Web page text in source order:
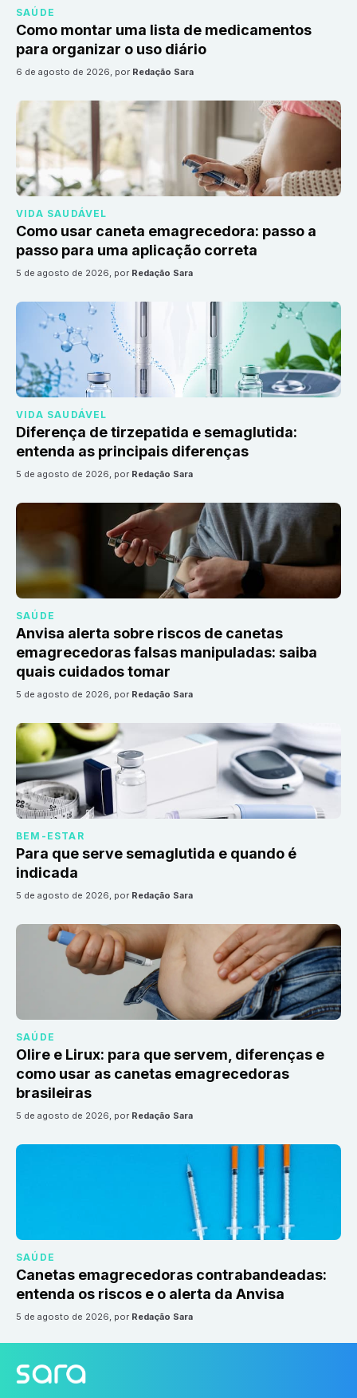
SAÚDE
Como montar uma lista de medicamentos
para organizar o uso diário
6 de agosto de 2026, por Redação Sara
VIDA SAUDÁVEL
Como usar caneta emagrecedora: passo a
passo para uma aplicação correta
5 de agosto de 2026, por Redação Sara
VIDA SAUDÁVEL
Diferença de tirzepatida e semaglutida:
entenda as principais diferenças
5 de agosto de 2026, por Redação Sara
SAÚDE
Anvisa alerta sobre riscos de canetas
emagrecedoras falsas manipuladas: saiba
quais cuidados tomar
5 de agosto de 2026, por Redação Sara
BEM-ESTAR
Para que serve semaglutida e quando é
indicada
5 de agosto de 2026, por Redação Sara
SAÚDE
Olire e Lirux: para que servem, diferenças e
como usar as canetas emagrecedoras
brasileiras
5 de agosto de 2026, por Redação Sara
SAÚDE
Canetas emagrecedoras contrabandeadas:
entenda os riscos e o alerta da Anvisa
5 de agosto de 2026, por Redação Sara